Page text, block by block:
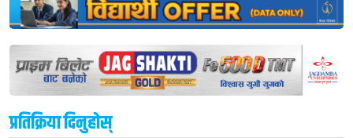
प्रतिक्रिया दिनुहोस्